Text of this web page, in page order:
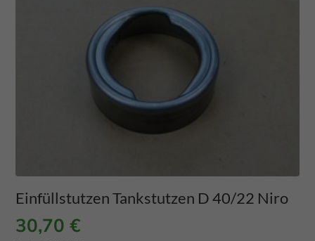
Einfüllstutzen Tankstutzen D 40/22 Niro
30,70€